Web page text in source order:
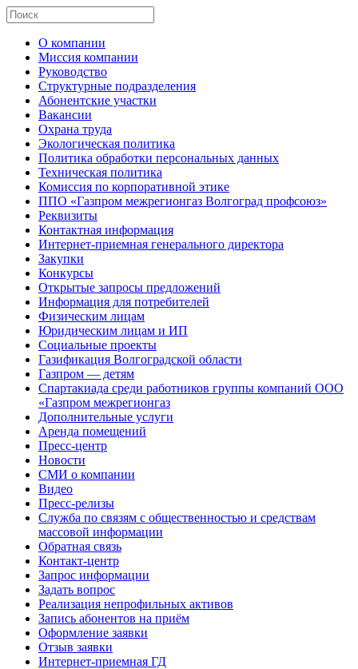
О компании
Миссия компании
Руководство
Структурные подразделения
Абонентские участки
Вакансии
Охрана труда
Экологическая политика
Политика обработки персональных данных
Техническая политика
Комиссия по корпоративной этике
ППО «Газпром межрегионгаз Волгоград профсоюз»
Реквизиты
Контактная информация
Интернет-приемная генерального директора
Закупки
Конкурсы
Открытые запросы предложений
Информация для потребителей
Физическим лицам
Юридическим лицам и ИП
Социальные проекты
Газификация Волгоградской области
Газпром — детям
Спартакиада среди работников группы компаний ООО
«Газпром межрегионгаз
Дополнительные услуги
Аренда помещений
Пресс-центр
Новости
СМИ о компании
Видео
Пресс-релизы
Служба по связям с общественностью и средствам
массовой информации
Обратная связь
Контакт-центр
Запрос информации
Задать вопрос
Реализация непрофильных активов
Запись абонентов на приём
Оформление заявки
Отзыв заявки
Интернет-приемная ГД